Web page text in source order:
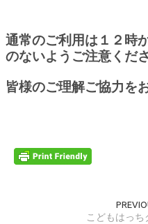
通常のご利用は１２時
のないようご注意くだ
皆様のご理解ご協力を
こどもはっ